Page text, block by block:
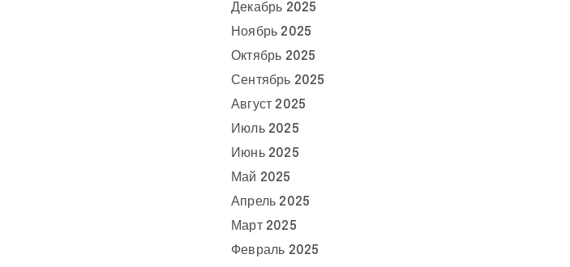
Декабрь 2025
Ноябрь 2025
Октябрь 2025
Сентябрь 2025
Август 2025
Июль 2025
Июнь 2025
Май 2025
Апрель 2025
Март 2025
Февраль 2025